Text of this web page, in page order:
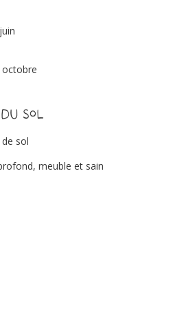
sol
sol
meuble et sain